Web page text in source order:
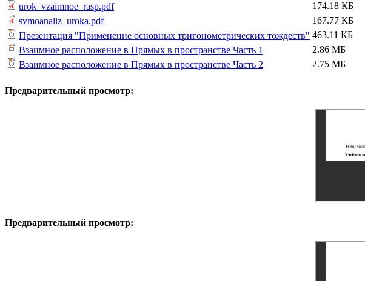
urok_vzaimnoe_rasp.pdf
174.18 КБ
svmoanaliz_uroka.pdf
167.77 КБ
Презентация "Применение основных тригонометрических тождеств" 463.11 КБ
Взаимное расположение в Прямых в пространстве Часть 1
2.86 МБ
Взаимное расположение в Прямых в пространстве Часть 2
2.75 МБ
Предварительный просмотр:
Предварительный просмотр: